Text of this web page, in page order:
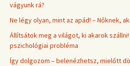
vágyunk rá?
Ne légy olyan, mint az apád! – Nőknek,
Állítsátok meg a világot, ki akarok szállni!
pszichológiai probléma
Így dolgozom – belenézhetsz, mielőtt